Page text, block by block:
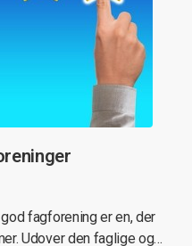
fagforening er en, der
Udover den faglige og…